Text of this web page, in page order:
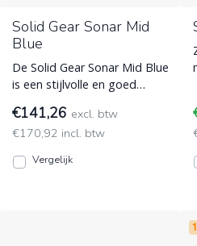
Solid Gear Sonar Mid
Blue
De Solid Gear Sonar Mid Blue
is een stijlvolle en goed
veiligheidsschoen. Hij zorgt
ESD (Electro Static
Discharge)
€141,26 excl. btw
€170,92 incl. btw
Vergelijk
Nu